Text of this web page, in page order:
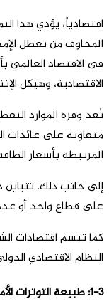
اقتصادياً، يؤدي هذا
المخاوف من تعطل
في الاقتصاد العالمي
الاقتصادية، وهيكل
تُعد وفرة الموارد
متفاوتة على عائدات
المرتبطة بأسعار
إلى جانب ذلك،
على قطاع واحد أو عدد
كما تتسم اقتصادات
النظام الاقتصادي
1-3: طبيعة التوترات الأمنية في الشرق الأوسط: